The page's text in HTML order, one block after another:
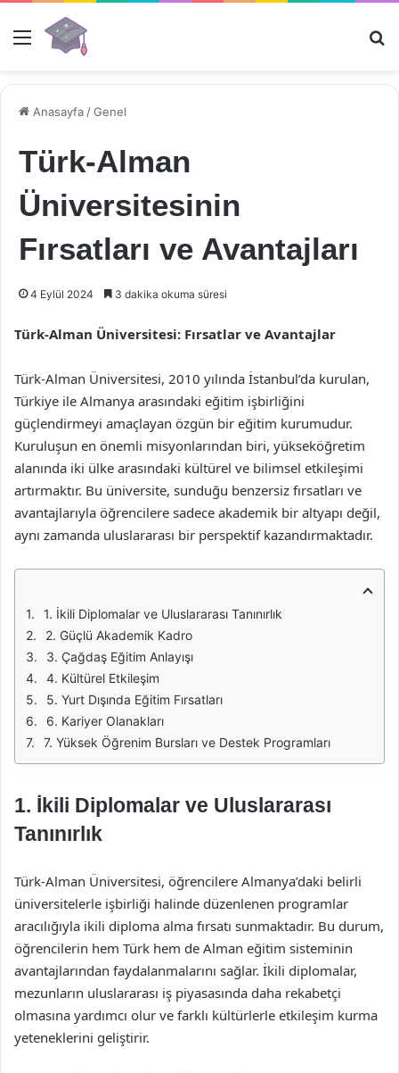
Menü
Anasayfa /Genel
Türk-Alman
Üniversitesinin
Fırsatları ve Avantajları
4 Eylül 2024 3 dakika okuma süresi
Türk-Alman Üniversitesi: Fırsatlar ve Avantajlar
Türk-Alman Üniversitesi, 2010 yılında İstanbul’da kurulan,
Türkiye ile Almanya arasındaki eğitim işbirliğini
güçlendirmeyi amaçlayan özgün bir eğitim kurumudur.
Kuruluşun en önemli misyonlarından biri, yükseköğretim
alanında iki ülke arasındaki kültürel ve bilimsel etkileşimi
artırmaktır. Bu üniversite, sunduğu benzersiz fırsatları ve
avantajlarıyla öğrencilere sadece akademik bir altyapı değil,
aynı zamanda uluslararası bir perspektif kazandırmaktadır.
1. İkili Diplomalar ve Uluslararası Tanınırlık
2. Güçlü Akademik Kadro
3. Çağdaş Eğitim Anlayışı
4. Kültürel Etkileşim
5. Yurt Dışında Eğitim Fırsatları
6. Kariyer Olanakları
7. Yüksek Öğrenim Bursları ve Destek Programları
1. İkili Diplomalar ve Uluslararası
Tanınırlık
Türk-Alman Üniversitesi, öğrencilere Almanya’daki belirli
üniversitelerle işbirliği halinde düzenlenen programlar
aracılığıyla ikili diploma alma fırsatı sunmaktadır. Bu durum,
öğrencilerin hem Türk hem de Alman eğitim sisteminin
avantajlarından faydalanmalarını sağlar. İkili diplomalar,
mezunların uluslararası iş piyasasında daha rekabetçi
olmasına yardımcı olur ve farklı kültürlerle etkileşim kurma
yeteneklerini geliştirir.